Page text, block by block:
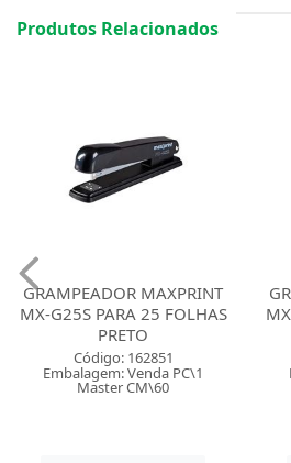
Produtos Relacionados
GRAMPEADOR MAXPRINT
MX-G25S PARA 25 FOLHAS
PRETO
Código: 162851
Embalagem: Venda PC\1
Master CM\60